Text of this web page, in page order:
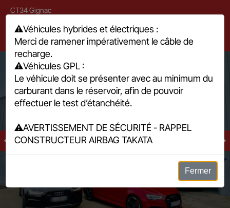
CT34 Gignac
394 rue de la Voie Lactée, 34150 Gignac
04 67 57 29 00
4,9/5 (135)
Prise en charge facile
⚠️Véhicules hybrides et électriques :
Merci de ramener impérativement le câble de
recharge.
⚠️Véhicules GPL :
Le véhicule doit se présenter avec au minimum du
carburant dans le réservoir, afin de pouvoir
effectuer le test d’étanchéité.
⚠️AVERTISSEMENT DE SÉCURITÉ - RAPPEL
CONSTRUCTEUR AIRBAG TAKATA
Fermer